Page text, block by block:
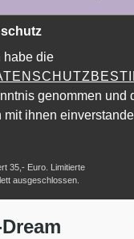
habe die
genommen und
mit ihnen
35,- Euro. Limitierte
ausgeschlossen.